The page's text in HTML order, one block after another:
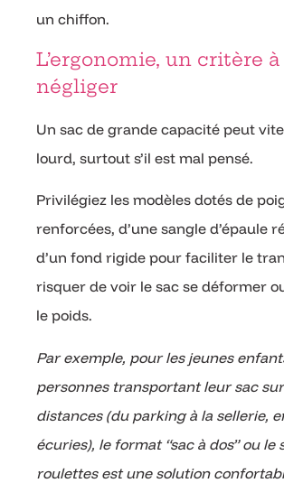
un chiffon.
L’ergonomie, un critère
négliger
Un sac de grande capacité peut
lourd, surtout s’il est mal pensé.
Privilégiez les modèles dotés de
renforcées, d’une sangle d’épaule
d’un fond rigide pour faciliter le
risquer de voir le sac se déformer
le poids.
Par exemple, pour les jeunes
personnes transportant leur sac
distances (du parking à la sellerie,
écuries), le format “sac à dos” ou le
roulettes est une solution